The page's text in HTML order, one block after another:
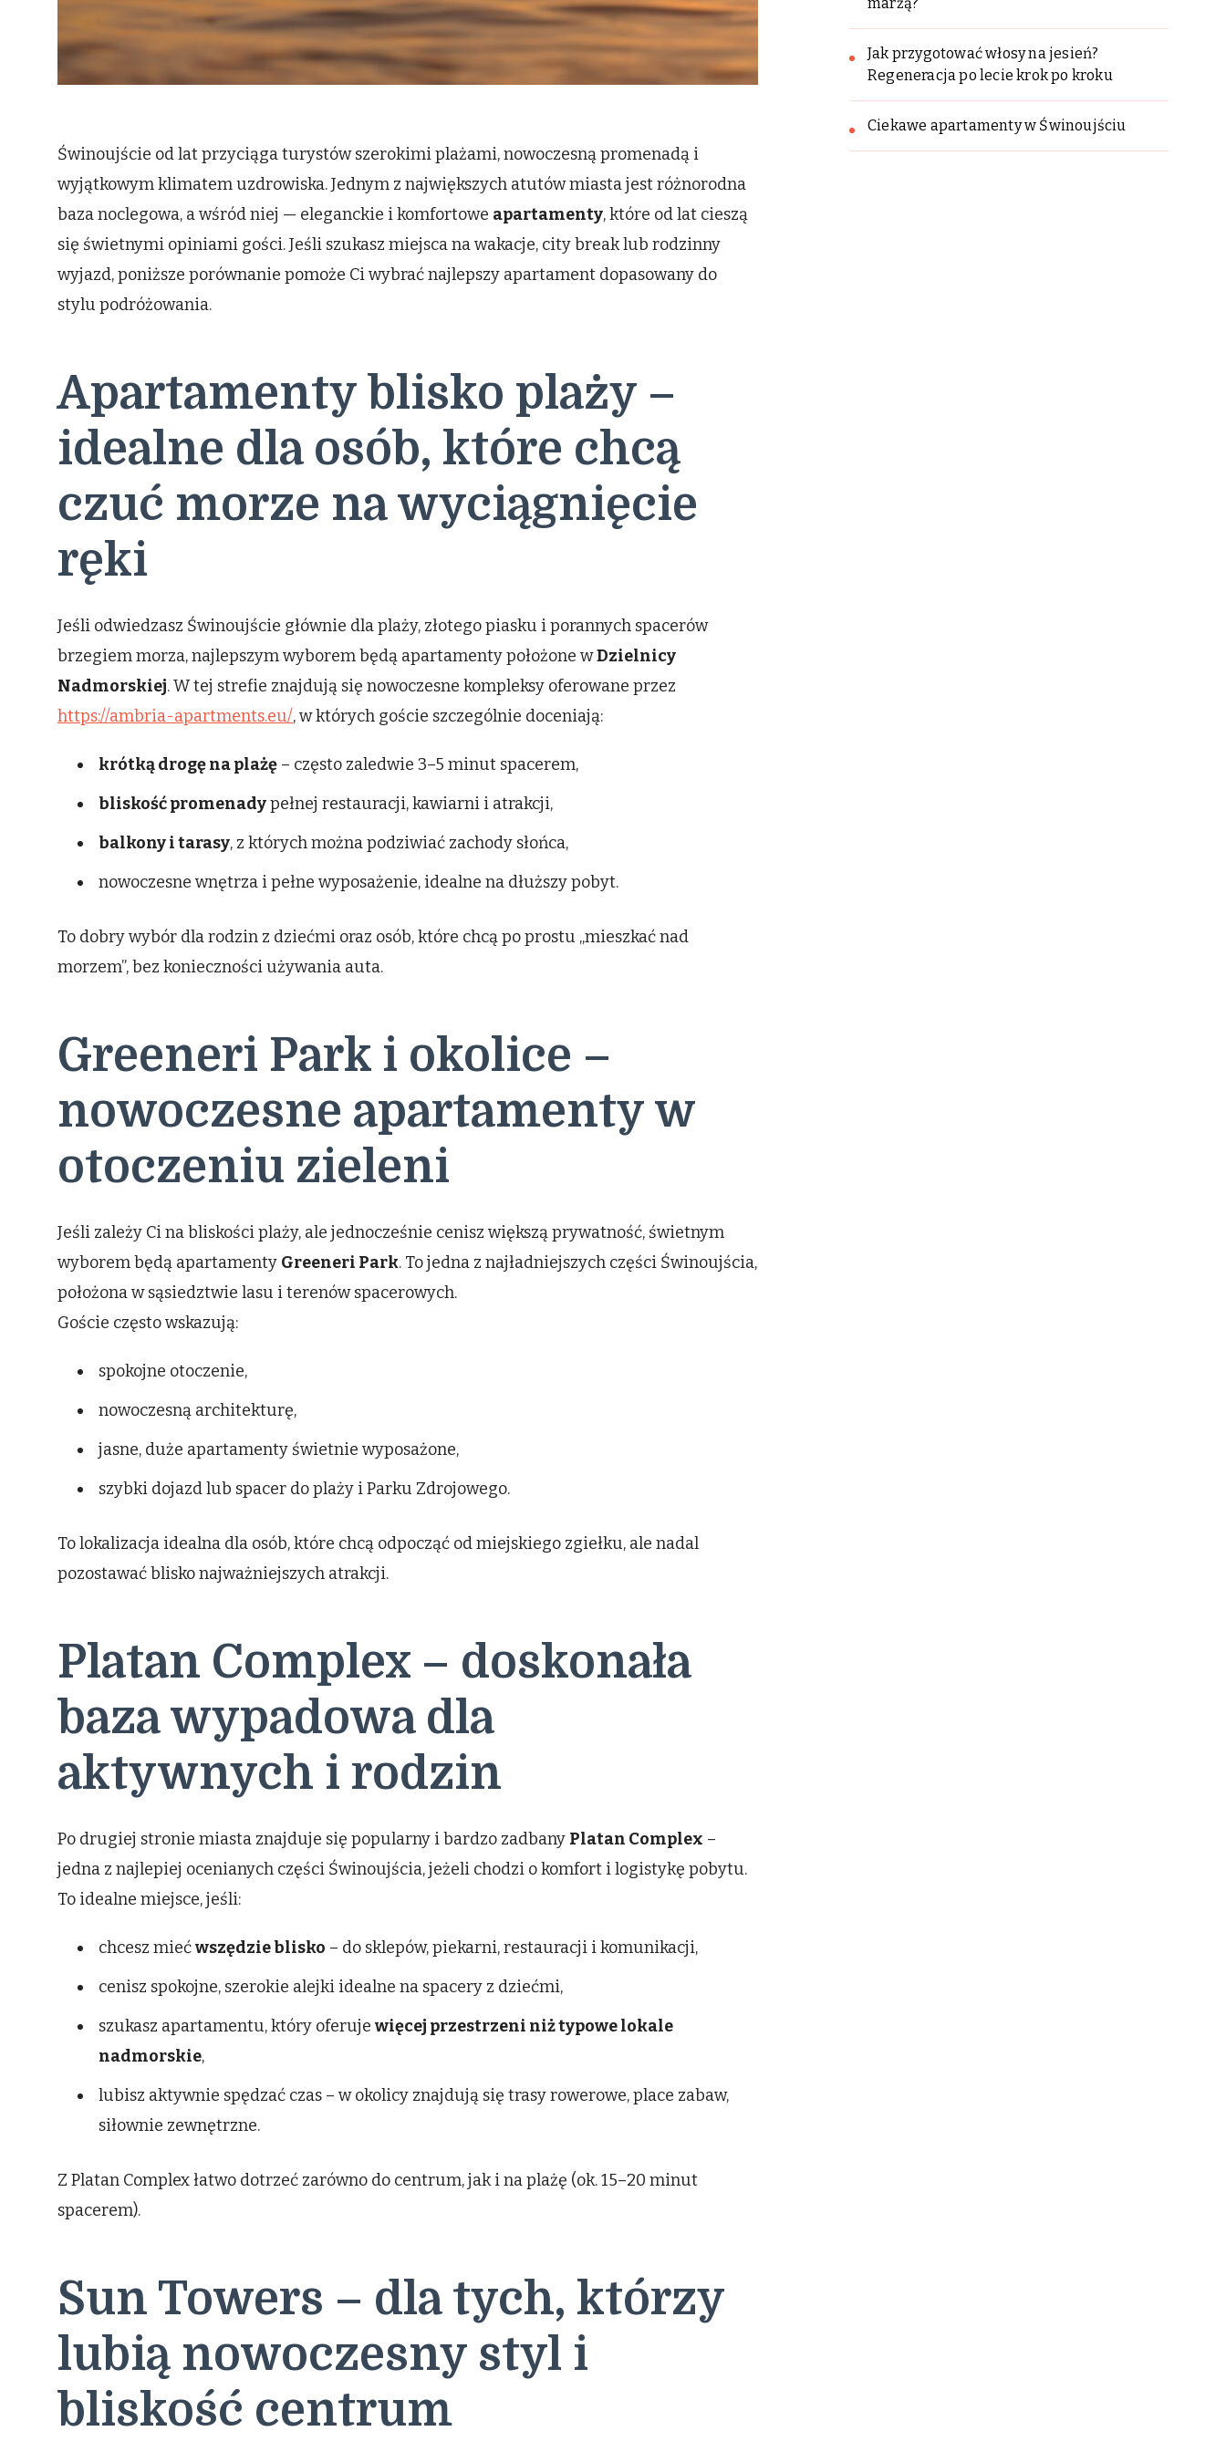
Świnoujście od lat przyciąga turystów szerokimi plażami, nowoczesną promenadą i
wyjątkowym klimatem uzdrowiska. Jednym z największych atutów miasta jest różnorodna
baza noclegowa, a wśród niej — eleganckie i komfortowe apartamenty, które od lat cieszą
się świetnymi opiniami gości. Jeśli szukasz miejsca na wakacje, city break lub rodzinny
wyjazd, poniższe porównanie pomoże Ci wybrać najlepszy apartament dopasowany do
stylu podróżowania.
Apartamenty blisko plaży –
idealne dla osób, które chcą
czuć morze na wyciągnięcie
ręki
Jeśli odwiedzasz Świnoujście głównie dla plaży, złotego piasku i porannych spacerów
brzegiem morza, najlepszym wyborem będą apartamenty położone wDzielnicy
Nadmorskiej. W tej strefie znajdują się nowoczesne kompleksy oferowane przez
https://ambria-apartments.eu/, w których goście szczególnie doceniają:
krótką drogę na plażę – często zaledwie 3–5 minut spacerem,
bliskość promenadypełnej restauracji, kawiarni i atrakcji,
balkony i tarasy, z których można podziwiać zachody słońca,
nowoczesne wnętrza i pełne wyposażenie, idealne na dłuższy pobyt.
To dobry wybór dla rodzin z dziećmi oraz osób, które chcą po prostu „mieszkać nad
morzem”, bez konieczności używania auta.
Greeneri Park i okolice –
nowoczesne apartamenty w
otoczeniu zieleni
Jeśli zależy Ci na bliskości plaży, ale jednocześnie cenisz większą prywatność, świetnym
wyborem będą apartamenty Greeneri Park. To jedna z najładniejszych części Świnoujścia,
położona w sąsiedztwie lasu i terenów spacerowych.
Goście często wskazują:
spokojne otoczenie,
nowoczesną architekturę,
jasne, duże apartamenty świetnie wyposażone,
szybki dojazd lub spacer do plaży i Parku Zdrojowego.
To lokalizacja idealna dla osób, które chcą odpocząć od miejskiego zgiełku, ale nadal
pozostawać blisko najważniejszych atrakcji.
Platan Complex – doskonała
baza wypadowa dla
aktywnych i rodzin
Po drugiej stronie miasta znajduje się popularny i bardzo zadbany Platan Complex –
jedna z najlepiej ocenianych części Świnoujścia, jeżeli chodzi o komfort i logistykę pobytu.
To idealne miejsce, jeśli:
chcesz miećwszędzie blisko – do sklepów, piekarni, restauracji i komunikacji,
cenisz spokojne, szerokie alejki idealne na spacery z dziećmi,
szukasz apartamentu, który oferuje więcej przestrzeni niż typowe lokale
nadmorskie,
lubisz aktywnie spędzać czas – w okolicy znajdują się trasy rowerowe, place zabaw,
siłownie zewnętrzne.
Z Platan Complex łatwo dotrzeć zarówno do centrum, jak i na plażę (ok. 15–20 minut
spacerem).
Sun Towers – dla tych, którzy
lubią nowoczesny styl i
bliskość centrum
marżą?
Jak przygotować włosy na jesień?
Regeneracja po lecie krok po kroku
Ciekawe apartamenty w Świnoujściu